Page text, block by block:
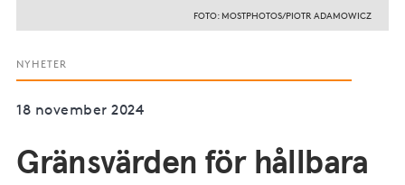
FOTO: MOSTPHOTOS/PIOTR ADAMOWICZ
NYHETER
18 november 2024
Gränsvärden för hållbara